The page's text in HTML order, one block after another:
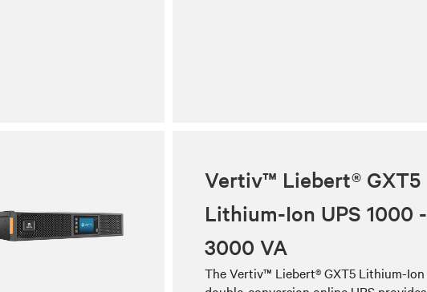
Vertiv™ Liebert® GXT5
Lithium-Ion UPS 1000 -
3000 VA
The Vertiv™ Liebert® GXT5 Lithium-Ion